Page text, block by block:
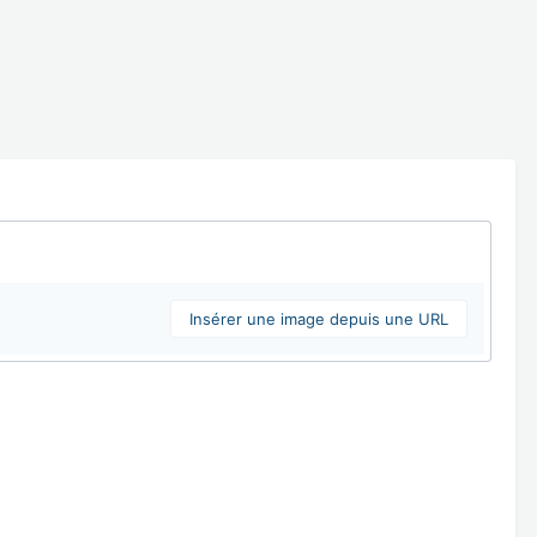
Insérer une image depuis une URL